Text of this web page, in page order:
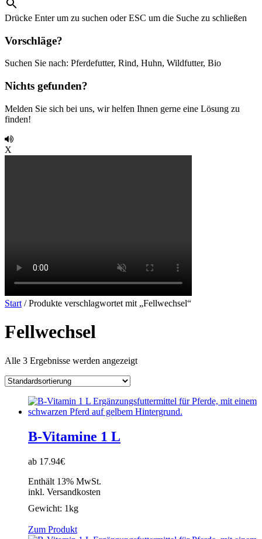
Drücke Enter um zu suchen oder ESC um die Suche zu schließen
Vorschläge?
Suchen Sie nach: Pferdefutter, Rind, Huhn, Wildfutter, Bio
Nichts gefunden?
Melden Sie sich bei uns, wir helfen Ihnen gerne eine Lösung zu
finden!
X
Start / Produkte verschlagwortet mit „Fellwechsel“
Fellwechsel
Alle 3 Ergebnisse werden angezeigt
B-Vitamine 1 L
ab 17.94€
Enthält 13% MwSt.
inkl. Versandkosten
Gewicht: 1kg
Zum Produkt